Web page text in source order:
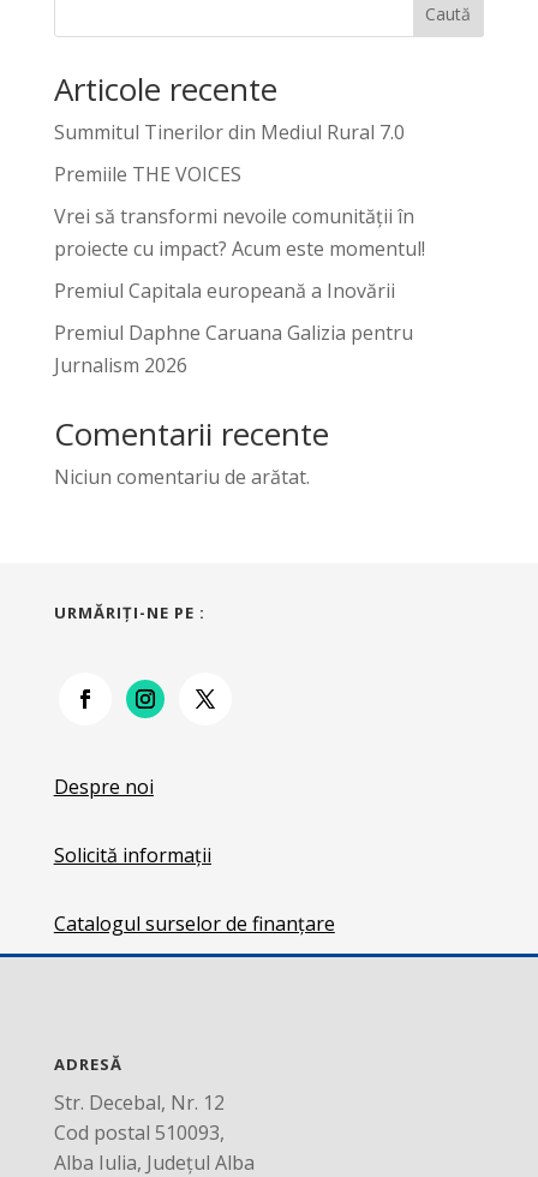
Caută
Articole recente
Summitul Tinerilor din Mediul Rural 7.0
Premiile THE VOICES
Vrei să transformi nevoile comunității în
proiecte cu impact? Acum este momentul!
Premiul Capitala europeană a Inovării
Premiul Daphne Caruana Galizia pentru
Jurnalism 2026
Comentarii recente
Niciun comentariu de arătat.
URMĂRIŢI-NE PE :
Despre noi
Solicită informații
Catalogul surselor de finanțare
ADRESĂ
Str. Decebal, Nr. 12
Cod postal 510093,
Alba Iulia, Județul Alba